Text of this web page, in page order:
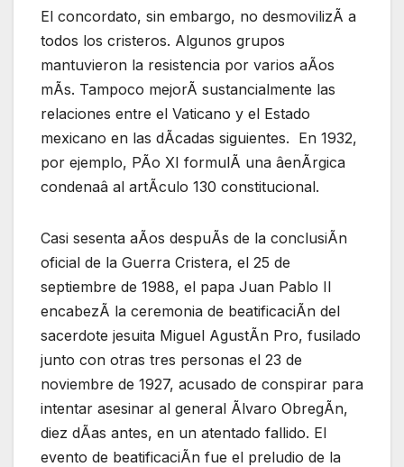
El concordato, sin embargo, no desmovilizÃ a
todos los cristeros. Algunos grupos
mantuvieron la resistencia por varios aÃos
mÃs. Tampoco mejorÃ sustancialmente las
relaciones entre el Vaticano y el Estado
mexicano en las dÃcadas siguientes. En 1932,
por ejemplo, PÃo XI formulÃ una âenÃrgica
condenaâ al artÃculo 130 constitucional.
Casi sesenta aÃos despuÃs de la conclusiÃn
oficial de la Guerra Cristera, el 25 de
septiembre de 1988, el papa Juan Pablo II
encabezÃ la ceremonia de beatificaciÃn del
sacerdote jesuita Miguel AgustÃn Pro, fusilado
junto con otras tres personas el 23 de
noviembre de 1927, acusado de conspirar para
intentar asesinar al general Ãlvaro ObregÃn,
diez dÃas antes, en un atentado fallido. El
evento de beatificaciÃn fue el preludio de la